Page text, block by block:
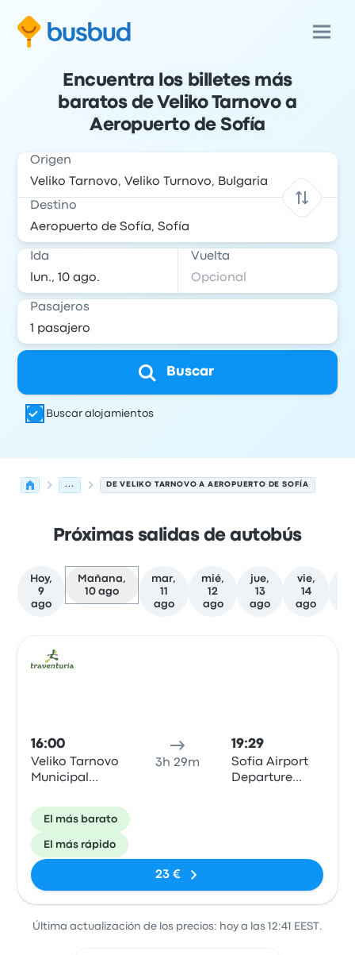
Encuentra los billetes más
baratos de Veliko Tarnovo a
Aeropuerto de Sofía
Origen
Destino
Ida Vuelta
Pasajeros
Buscar
Buscar alojamientos
... DE VELIKO TARNOVO A AEROPUERTO DE SOFÍA
Próximas salidas de autobús
Hoy,
9
ago
Mañana,
10 ago
mar,
11
ago
mié,
12
ago
jue,
13
ago
vie,
14
ago
16:00
Veliko Tarnovo
Municipal
3h 29m
19:29
Sofia Airport
Departure
El más barato
El más rápido
23 €
Última actualización de los precios: hoy a las 12:41 EEST.